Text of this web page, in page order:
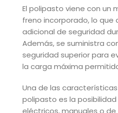
El polipasto viene con un
freno incorporado, lo que
adicional de seguridad
Además, se suministra
seguridad superior para
la carga máxima
Una de las
polipasto es la
eléctricos, manuales o